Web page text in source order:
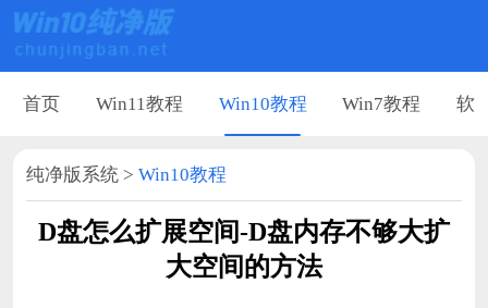
首页 Win11教程 Win10教程 Win7教程 软
纯净版系统 > Win10教程
D盘怎么扩展空间-D盘内存不够大扩
大空间的方法